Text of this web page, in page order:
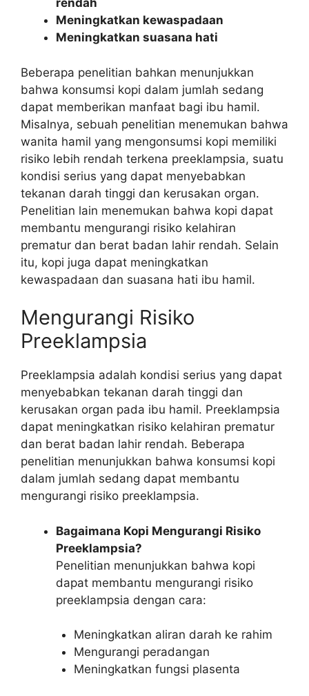
rendah
Meningkatkan kewaspadaan
Meningkatkan suasana hati
Beberapa penelitian bahkan menunjukkan
bahwa konsumsi kopi dalam jumlah sedang
dapat memberikan manfaat bagi ibu hamil.
Misalnya, sebuah penelitian menemukan bahwa
wanita hamil yang mengonsumsi kopi memiliki
risiko lebih rendah terkena preeklampsia, suatu
kondisi serius yang dapat menyebabkan
tekanan darah tinggi dan kerusakan organ.
Penelitian lain menemukan bahwa kopi dapat
membantu mengurangi risiko kelahiran
prematur dan berat badan lahir rendah. Selain
itu, kopi juga dapat meningkatkan
kewaspadaan dan suasana hati ibu hamil.
Mengurangi Risiko
Preeklampsia
Preeklampsia adalah kondisi serius yang dapat
menyebabkan tekanan darah tinggi dan
kerusakan organ pada ibu hamil. Preeklampsia
dapat meningkatkan risiko kelahiran prematur
dan berat badan lahir rendah. Beberapa
penelitian menunjukkan bahwa konsumsi kopi
dalam jumlah sedang dapat membantu
mengurangi risiko preeklampsia.
Bagaimana Kopi Mengurangi Risiko
Preeklampsia?
Penelitian menunjukkan bahwa kopi
dapat membantu mengurangi risiko
preeklampsia dengan cara:
Meningkatkan aliran darah ke rahim
Mengurangi peradangan
Meningkatkan fungsi plasenta